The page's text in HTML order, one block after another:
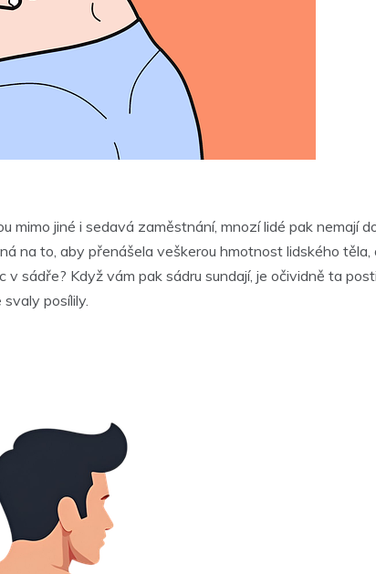
mimo jiné i sedavá zaměstnání, mnozí lidé pak
na to, aby přenášela veškerou hmotnost lidského
v sádře? Když vám pak sádru sundají, je očividně ta
posílily.